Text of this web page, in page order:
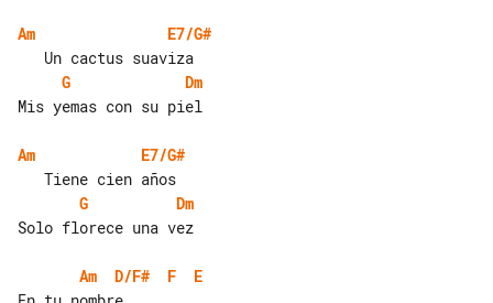
Am
E7/G#
G
Dm
Mis yemas con su piel
Am
E7/G#
G
Dm
Solo florece una vez
Am D/F# F
E